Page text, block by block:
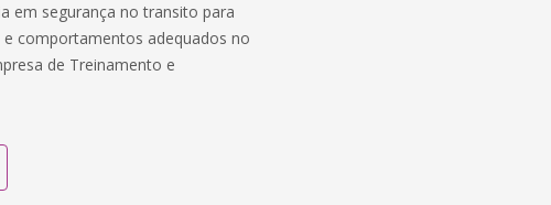
em segurança no transito para
comportamentos adequados no
de Treinamento e